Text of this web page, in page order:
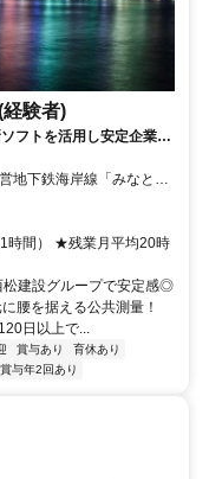
験者)
フトを活用し安定企業で
時間） ★残業月平均20時
設グループで安定感◎
腰を据える公共測量！
以上で...
賞与あり
育休あり
賞与年2回あり